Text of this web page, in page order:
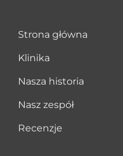
Strona główna
Klinika
Nasza historia
Nasz zespół
Recenzje